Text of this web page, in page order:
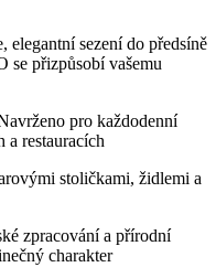
elegantní sezení do předsíně
se přizpůsobí vašemu
pro každodenní
a restauracích
stoličkami, židlemi a
zpracování a přírodní
charakter